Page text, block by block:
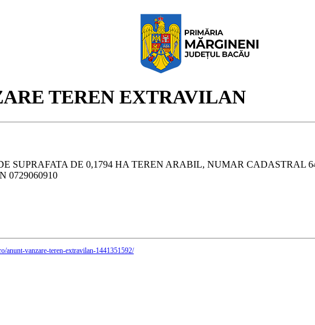
TEREN EXTRAVILAN
SUPRAFATA DE 0,1794 HA TEREN ARABIL, NUMAR CADASTRAL
0729060910
anunt-vanzare-teren-extravilan-1441351592/